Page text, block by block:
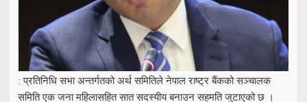
: प्रतिनिधि सभा अन्तर्गतको अर्थ समितिले नेपाल राष्ट्र बैंकको सञ्चालक
समिति एक जना महिलासहित सात सदस्यीय बनाउन सहमति जुटाएको छ ।